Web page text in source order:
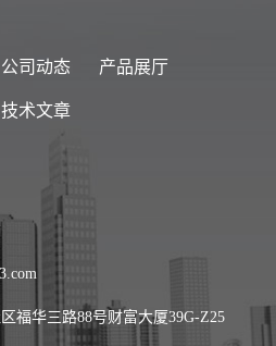
公司动态 产品展厅
技术文章
福华三路88号财富大厦39G-Z25